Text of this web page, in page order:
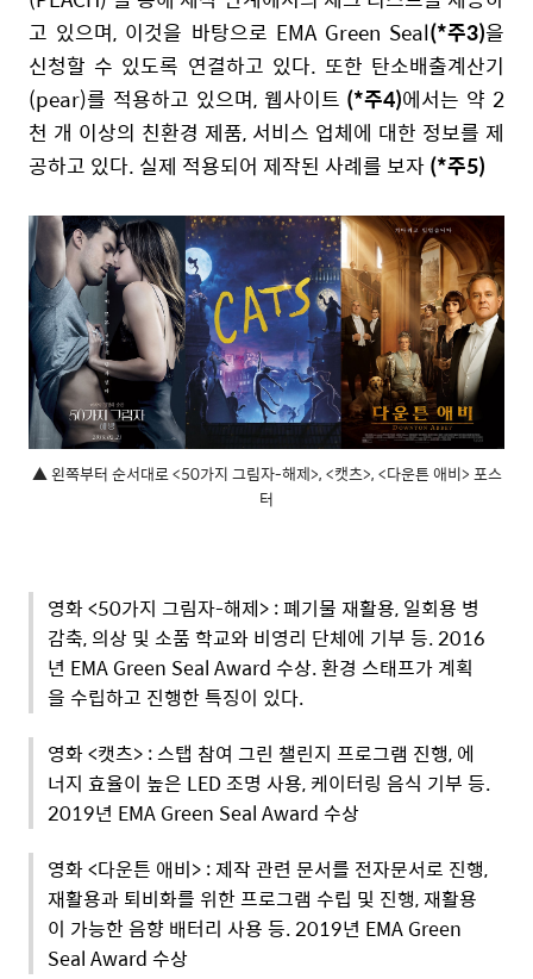
고 있으며, 이것을 바탕으로 EMA Green Seal(*주3)을
신청할 수 있도록 연결하고 있다. 또한 탄소배출계산기
(pear)를 적용하고 있으며, 웹사이트 (*주4)에서는 약 2
천 개 이상의 친환경 제품, 서비스 업체에 대한 정보를 제
공하고 있다. 실제 적용되어 제작된 사례를 보자(*주5)
▲ 왼쪽부터 순서대로 <50가지 그림자-해제>, <캣츠>, <다운튼 애비> 포스
터
영화 <50가지 그림자-해제> : 폐기물 재활용, 일회용 병
감축, 의상 및 소품 학교와 비영리 단체에 기부 등. 2016
년 EMA Green Seal Award 수상. 환경 스태프가 계획
을 수립하고 진행한 특징이 있다.
영화 <캣츠> : 스탭 참여 그린 챌린지 프로그램 진행, 에
너지 효율이 높은 LED 조명 사용, 케이터링 음식 기부 등.
2019년 EMA Green Seal Award 수상
영화 <다운튼 애비> : 제작 관련 문서를 전자문서로 진행,
재활용과 퇴비화를 위한 프로그램 수립 및 진행, 재활용
이 가능한 음향 배터리 사용 등. 2019년 EMA Green
Seal Award 수상